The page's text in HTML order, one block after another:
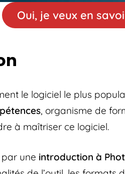
Oui, je veux en
le logiciel le plus
, organisme de
à maîtriser ce logiciel.
une introduction à